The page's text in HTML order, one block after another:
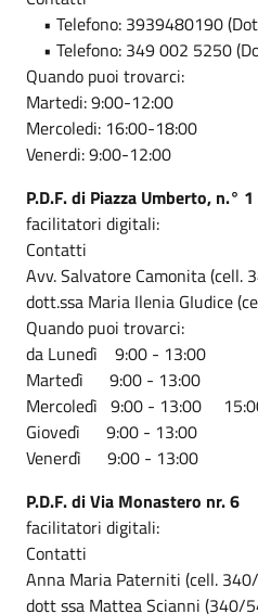
• Telefono: 3939480190
• Telefono: 349 002 5250
Quando puoi trovarci:
Martedi: 9:00-12:00
Mercoledi: 16:00-18:00
Venerdi: 9:00-12:00
P.D.F. di Piazza Umberto, n.° 1
facilitatori digitali:
Contatti
Avv. Salvatore Camonita (cell.
dott.ssa Maria Ilenia GIudice
Quando puoi trovarci:
da Lunedì 9:00 - 13:00
Martedì 9:00 - 13:00
Mercoledì 9:00 - 13:00
Giovedì 9:00 - 13:00
Venerdì 9:00 - 13:00
P.D.F. di Via Monastero nr. 6
facilitatori digitali:
Contatti
Anna Maria Paterniti (cell.
dott ssa Mattea Scianni (340/